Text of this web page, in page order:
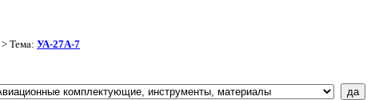
> Тема: УА-27А-7